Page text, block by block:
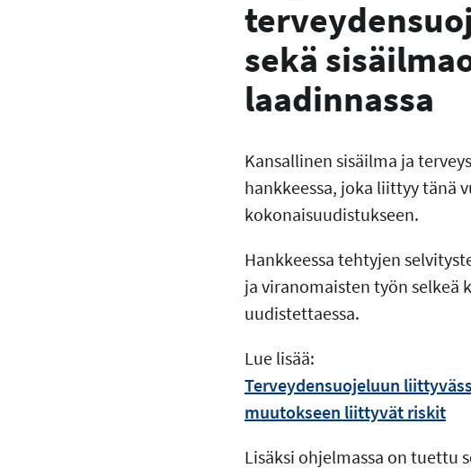
sekä
laadinnassa
Kansallinen sisäilma ja
hankkeessa, joka liittyy tänä
kokonaisuudistukseen.
Hankkeessa tehtyjen
ja viranomaisten työn
uudistettaessa.
Lue lisää:
Terveydensuojeluun
muutokseen liittyvät riskit
Lisäksi ohjelmassa on tuettu